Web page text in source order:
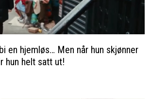
en hjemløs… Men når hun skjønner
hun helt satt ut!